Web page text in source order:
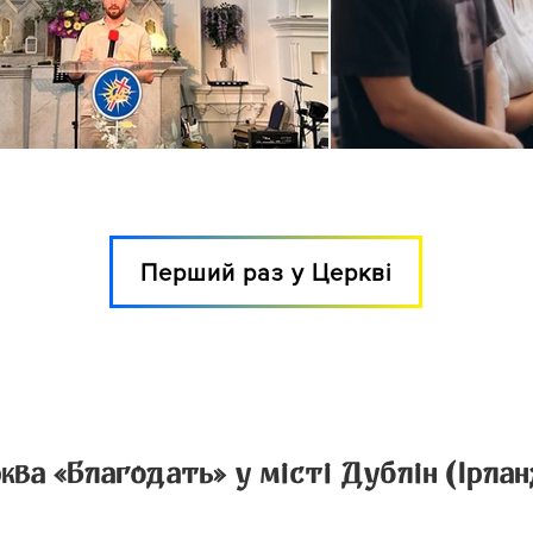
Перший раз у Церкві
«Благодать» у місті Дублін